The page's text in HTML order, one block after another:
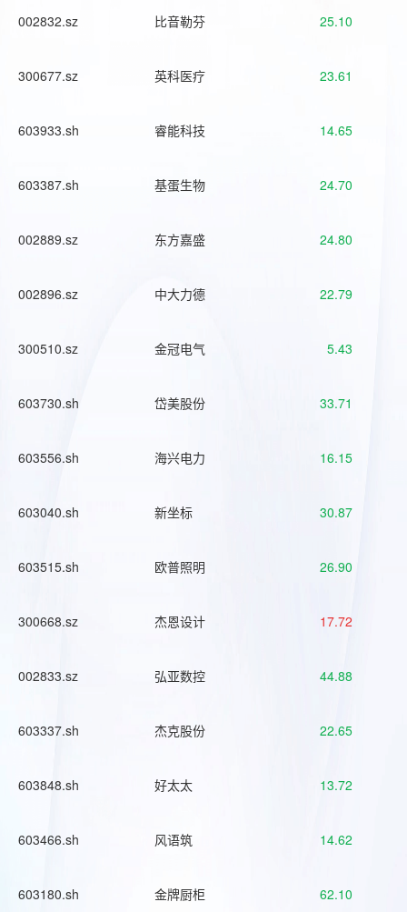
002832.sz 比音勒芬 25.10
300677.sz 英科医疗 23.61
603933.sh 睿能科技 14.65
603387.sh 基蛋生物 24.70
002889.sz 东方嘉盛 24.80
002896.sz 中大力德 22.79
300510.sz 金冠电气 5.43
603730.sh 岱美股份 33.71
603556.sh 海兴电力 16.15
603040.sh 新坐标 30.87
603515.sh 欧普照明 26.90
300668.sz 杰恩设计 17.72
002833.sz 弘亚数控 44.88
603337.sh 杰克股份 22.65
603848.sh 好太太 13.72
603466.sh 风语筑 14.62
603180.sh 金牌厨柜 62.10